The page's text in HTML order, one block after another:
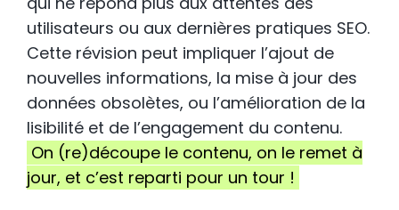
utilisateurs ou aux dernières pratiques SEO.
Cette révision peut impliquer l’ajout de
nouvelles informations, la mise à jour des
données obsolètes, ou l’amélioration de la
lisibilité et de l’engagement du contenu.
On (re)découpe le contenu, on le remet à
jour, et c’est reparti pour un tour !